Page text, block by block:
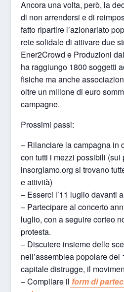
Ancora una volta, però, la
di non arrendersi e di
fatto ripartire l’azionariato
rete solidale di attivare due
Ener2Crowd e Produzioni
ha raggiungo 1800 soggetti
fisiche ma anche
oltre un milione di euro
campagne.
Prossimi passi:
– Rilanciare la campagna in
con tutti i mezzi possibili (sui
insorgiamo.org si trovano
e attività)
– Esserci l’11 luglio davanti
– Partecipare al concerto
luglio, con a seguire corteo
protesta.
– Discutere insieme delle
nell’assemblea popolare
capitale distrugge, il
– Compilare il form di